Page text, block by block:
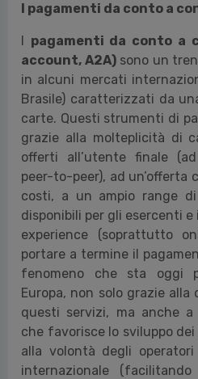
I pagamenti da conto a
pagamenti da conto a
account, A2A)sono un
in alcuni mercati
Brasile) caratterizzati da
carte. Questi strumenti di
grazie alla molteplicità di
offerti all’utente finale
peer-to-peer), ad un’offerta
costi, a un ampio range
disponibili per gli esercenti
experience (soprattutto
portare a termine il
fenomeno che sta oggi
Europa, non solo grazie
questi servizi, ma anche a
che favorisce lo sviluppo
alla volontà degli
internazionale